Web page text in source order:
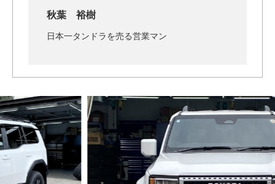
秋葉 裕樹
日本一タンドラを売る営業マン